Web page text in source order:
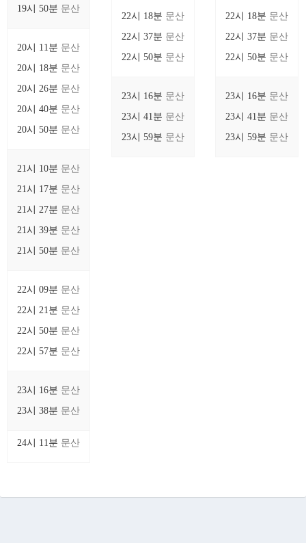
19시 50분 문산
20시 11분 문산
20시 18분 문산
20시 26분 문산
20시 40분 문산
20시 50분 문산
21시 10분 문산
21시 17분 문산
21시 27분 문산
21시 39분 문산
21시 50분 문산
22시 09분 문산
22시 21분 문산
22시 50분 문산
22시 57분 문산
23시 16분 문산
23시 38분 문산
24시 11분 문산
22시 18분 문산
22시 37분 문산
22시 50분 문산
23시 16분 문산
23시 41분 문산
23시 59분 문산
22시 18분 문산
22시 37분 문산
22시 50분 문산
23시 16분 문산
23시 41분 문산
23시 59분 문산